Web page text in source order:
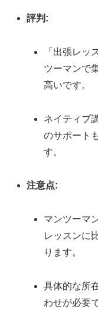
評判:
「出張レッ
ツーマンで
高いです。
ネイティブ
のサポート
す。
注意点:
マンツーマ
レッスンに
ります。
具体的な所
わせが必要